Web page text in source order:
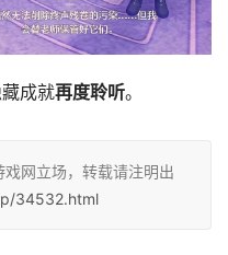
成就再度聆听。
网立场，转载请注明出
34532.html